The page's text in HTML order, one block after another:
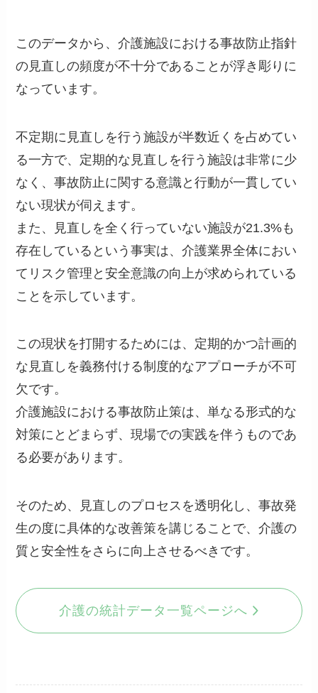
このデータから、介護施設における事故防止指針
の見直しの頻度が不十分であることが浮き彫りに
なっています。
不定期に見直しを行う施設が半数近くを占めてい
る一方で、定期的な見直しを行う施設は非常に少
なく、事故防止に関する意識と行動が一貫してい
ない現状が伺えます。
また、見直しを全く行っていない施設が21.3%も
存在しているという事実は、介護業界全体におい
てリスク管理と安全意識の向上が求められている
ことを示しています。
この現状を打開するためには、定期的かつ計画的
な見直しを義務付ける制度的なアプローチが不可
欠です。
介護施設における事故防止策は、単なる形式的な
対策にとどまらず、現場での実践を伴うものであ
る必要があります。
そのため、見直しのプロセスを透明化し、事故発
生の度に具体的な改善策を講じることで、介護の
質と安全性をさらに向上させるべきです。
介護の統計データ一覧ページへ